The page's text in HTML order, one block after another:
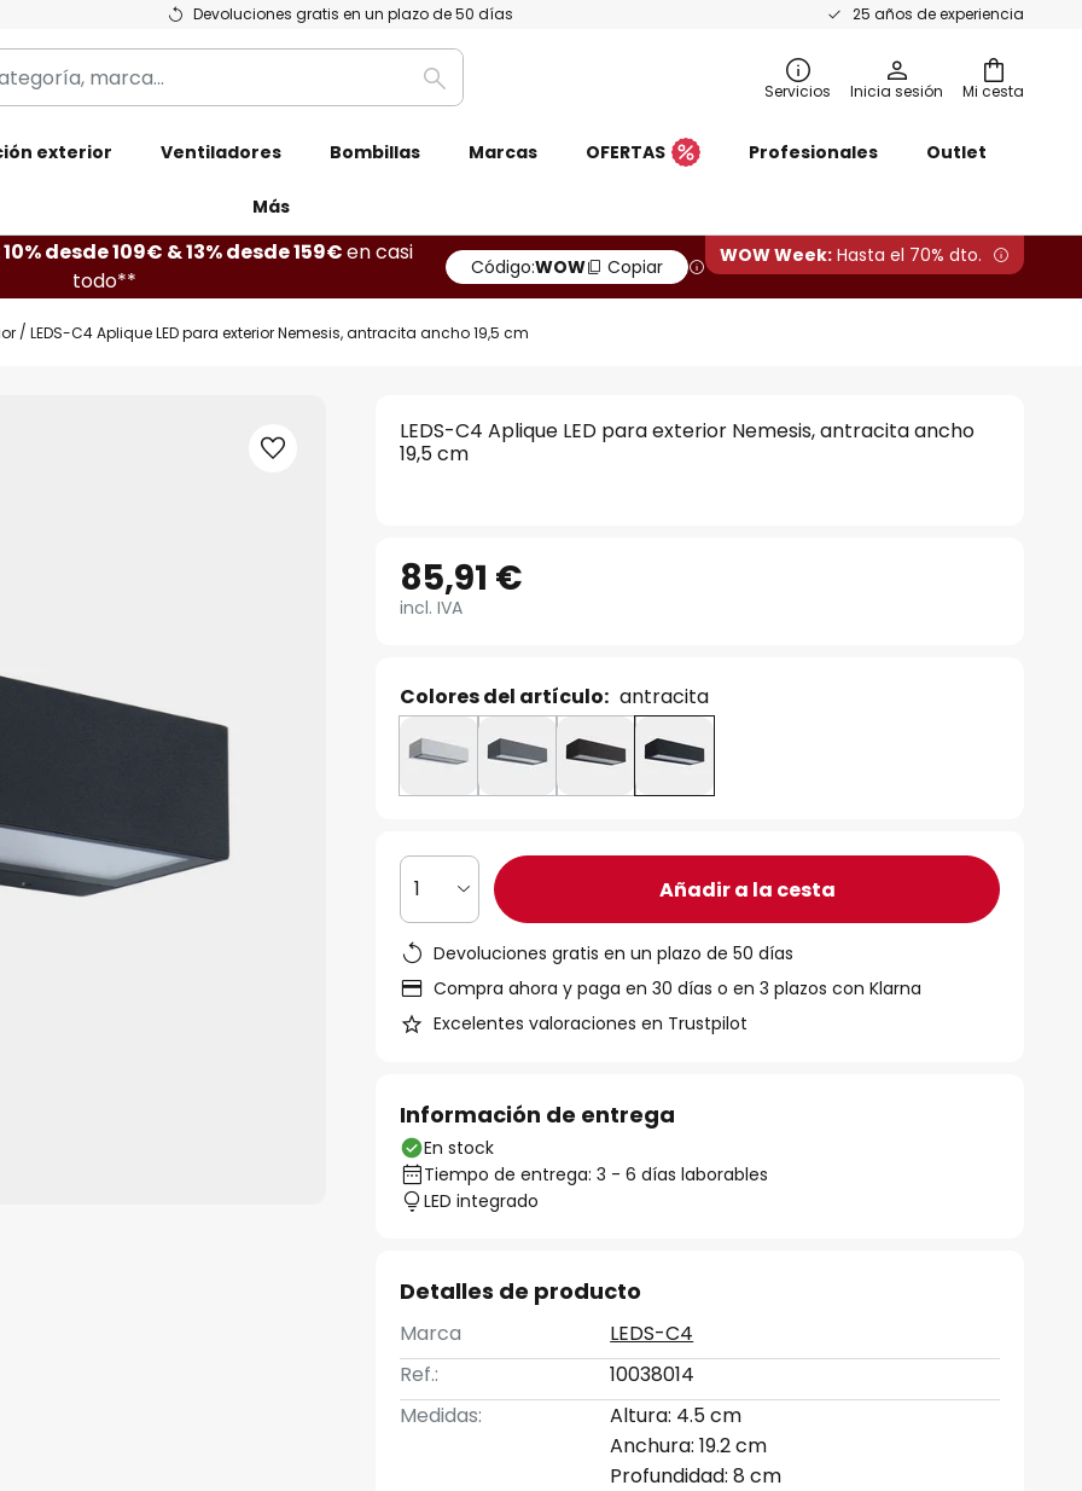
Devoluciones gratis en un plazo de 50 días 25 años de experiencia
Mi cesta
Buscar Servicios Inicia sesión
exterior Ventiladores Bombillas Marcas OFERTAS Profesionales Outlet
Más
10% desde 109€ & 13% desde 159€en casi
todo**
Código:WOW Copiar WOW Week: Hasta el 70% dto.
LEDS-C4 Aplique LED para exterior Nemesis, antracita ancho 19,5 cm
LEDS-C4 Aplique LED para exterior Nemesis, antracita ancho
19,5 cm
85,91 €
incl. IVA
Colores del artículo: antracita
1 Añadir a la cesta
Devoluciones gratis en un plazo de 50 días
Compra ahora y paga en 30 días o en 3 plazos con Klarna
Excelentes valoraciones en Trustpilot
Información de entrega
En stock
Tiempo de entrega: 3 - 6 días laborables
LED integrado
Detalles de producto
Marca
LEDS-C4
Ref.:
10038014
Medidas:
Altura: 4.5 cm
Anchura: 19.2 cm
Profundidad: 8 cm